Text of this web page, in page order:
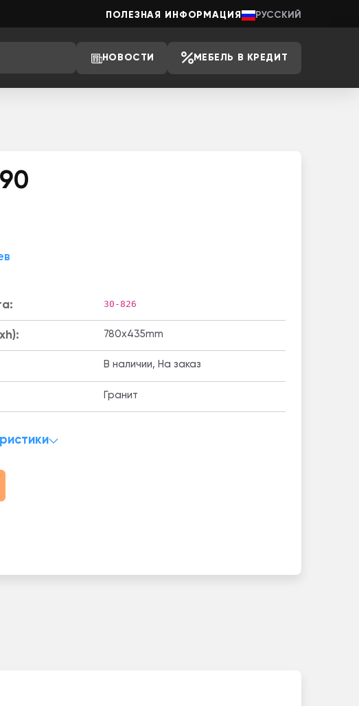
ПОЛЕЗНАЯ ИНФОРМАЦИЯ РУССКИЙ
НОВОСТИ МЕБЕЛЬ В КРЕДИТ
30-826
780x435mm
В наличии, На заказ
Гранит